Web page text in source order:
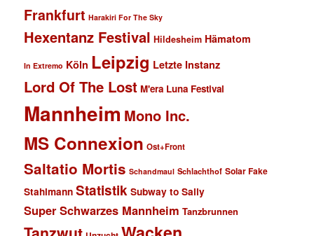
Frankfurt Harakiri For The Sky
Hexentanz Festival Hildesheim Hämatom
In Extremo Köln Leipzig Letzte Instanz
Lord Of The Lost M'era Luna Festival
Mannheim Mono Inc.
MS Connexion Ost+Front
Saltatio Mortis Schandmaul Schlachthof Solar Fake
Stahlmann Statistik Subway to Sally
Super Schwarzes Mannheim Tanzbrunnen